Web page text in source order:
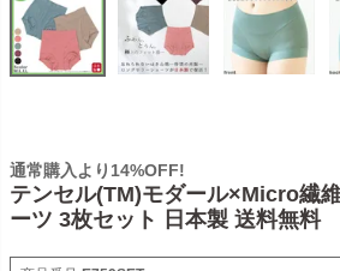
通常購入より14%OFF!
テンセル(TM)モダール×Micro繊
ーツ 3枚セット 日本製 送料無料